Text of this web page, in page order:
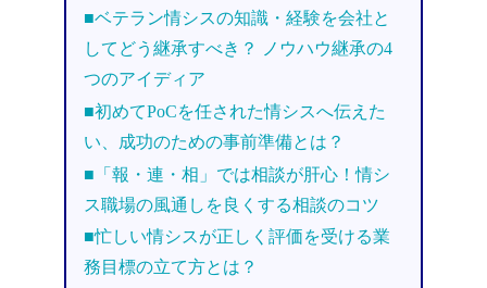
■ベテラン情シスの知識・経験を会社と
してどう継承すべき？ ノウハウ継承の4
つのアイディア
■初めてPoCを任された情シスへ伝えた
い、成功のための事前準備とは？
■「報・連・相」では相談が肝心！情シ
ス職場の風通しを良くする相談のコツ
■忙しい情シスが正しく評価を受ける業
務目標の立て方とは？